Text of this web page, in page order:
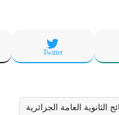
Twitter
العامة الجزائرية